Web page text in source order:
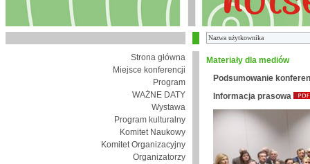
Strona główna
Miejsce konferencji
Program
WAŻNE DATY
Wystawa
Program kulturalny
Komitet Naukowy
Komitet Organizacyjny
Organizatorzy
Materiały dla mediów
Podsumowanie
Informacja prasowa